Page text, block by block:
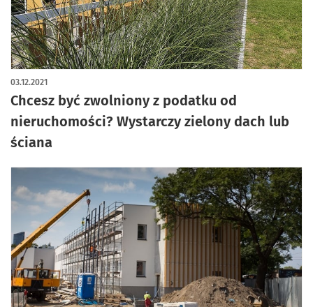
Chcesz być zwolniony z podatku od
nieruchomości? Wystarczy zielony dach lub
ściana
03.12.2021